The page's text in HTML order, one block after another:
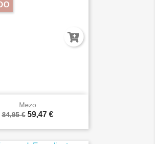
Mezo
84,95 € 59,47 €
Vista rápida